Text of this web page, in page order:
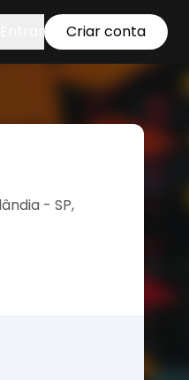
Criar conta
- SP,